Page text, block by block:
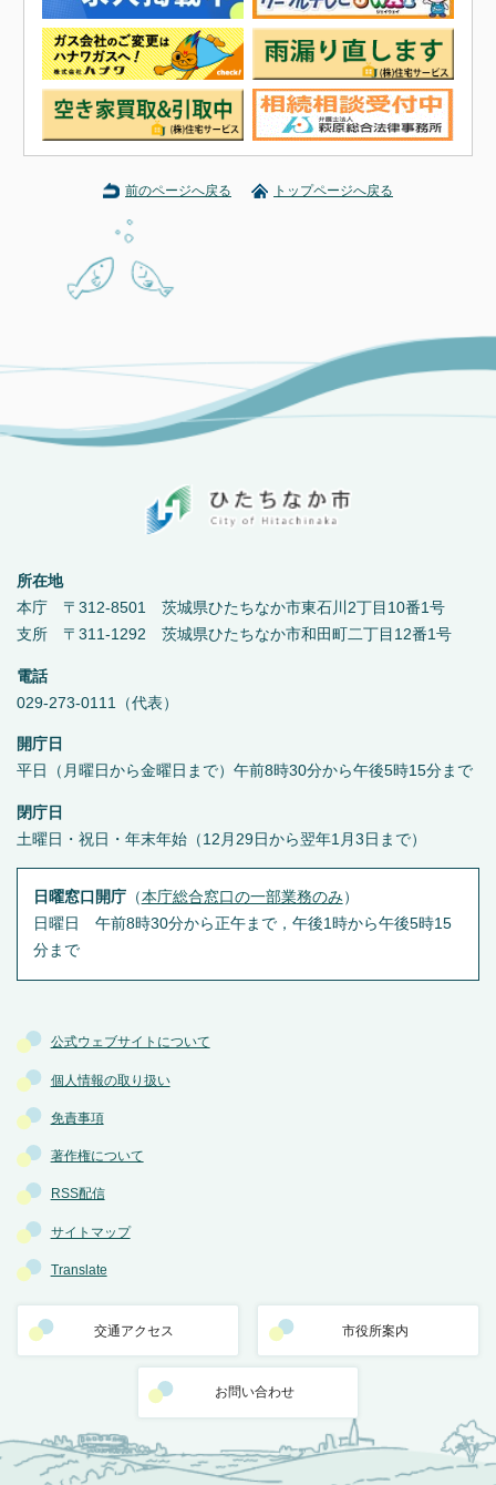
前のページへ戻る トップページへ戻る
公式ウェブサイトについて
個人情報の取り扱い
免責事項
著作権について
RSS配信
サイトマップ
Translate
交通アクセス 市役所案内
お問い合わせ
所在地
本庁 〒312-8501 茨城県ひたちなか市東石川2丁目10番1号
支所 〒311-1292 茨城県ひたちなか市和田町二丁目12番1号
電話
029-273-0111（代表）
開庁日
平日（月曜日から金曜日まで）午前8時30分から午後5時15分まで
閉庁日
土曜日・祝日・年末年始（12月29日から翌年1月3日まで）
日曜窓口開庁（本庁総合窓口の一部業務のみ ）
日曜日 午前8時30分から正午まで，午後1時から午後5時15
分まで